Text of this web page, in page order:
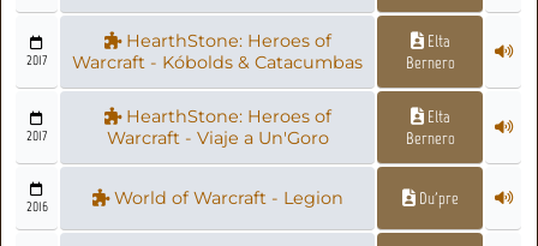
2017
HearthStone: Heroes of
Warcraft - Kóbolds & Catacumbas
Elta
Bernero
2017
HearthStone: Heroes of
Warcraft - Viaje a Un'Goro
Elta
Bernero
2016 World of Warcraft - Legion Du'pre